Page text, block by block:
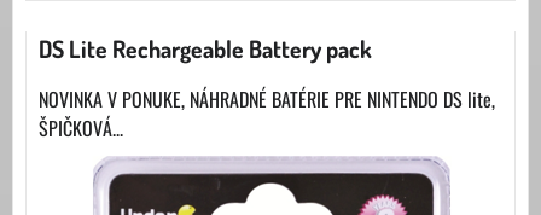
DS Lite Rechargeable Battery pack
NOVINKA V PONUKE, NÁHRADNÉ BATÉRIE PRE NINTENDO DS lite,
ŠPIČKOVÁ...